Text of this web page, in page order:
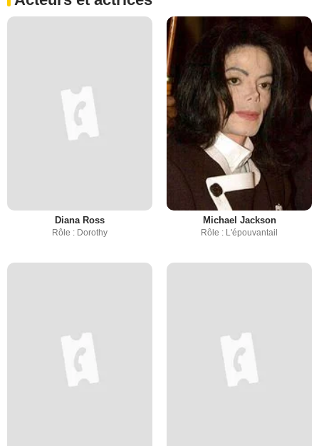
Diana Ross
Rôle : Dorothy
Michael Jackson
Rôle : L'épouvantail